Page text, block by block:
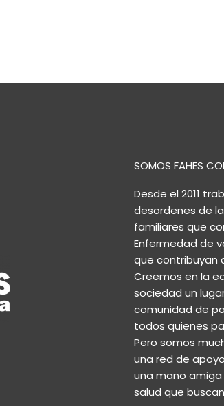
SOMOS FAHES
Desde el 2011
desordenes de
familiares que
Enfermedad de
que contribuyan
Creemos en la
sociedad un
comunidad de
todos quienes
Pero somos
una red de
una mano
salud que